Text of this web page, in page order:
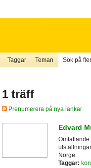
Taggar Teman Sök på
1 träff
Prenumerera på nya länkar
Edvard
Norge.
Taggar: